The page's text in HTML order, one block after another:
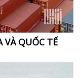
VÀ QUỐC TẾ